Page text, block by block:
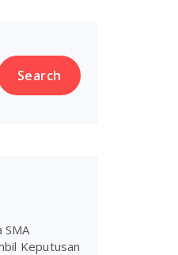
Search
SMA
Keputusan